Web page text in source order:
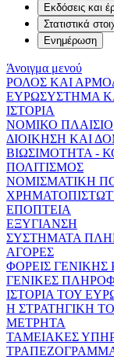
Εκδόσεις και
Στατιστικά
Ενημέρωση
Άνοιγμα μενού
ΡΟΛΟΣ ΚΑΙ
ΕΥΡΩΣΥΣΤΗΜΑ
ΙΣΤΟΡΙΑ
ΝΟΜΙΚΟ ΠΛΑΙΣΙΟ
ΔΙΟΙΚΗΣΗ ΚΑΙ
ΒΙΩΣΙΜΟΤΗΤΑ -
ΠΟΛΙΤΙΣΜΟΣ
ΝΟΜΙΣΜΑΤΙΚΗ
ΕΠΟΠΤΕΙΑ
ΕΞΥΓΙΑΝΣΗ
ΣΥΣΤΗΜΑΤΑ
ΑΓΟΡΕΣ
ΦΟΡΕΙΣ
ΓΕΝΙΚΕΣ
ΙΣΤΟΡΙΑ ΤΟΥ
Η ΣΤΡΑΤΗΓΙΚΗ
ΜΕΤΡΗΤΑ
ΤΑΜΕΙΑΚΕΣ